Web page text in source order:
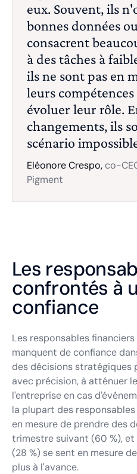
eux. Souvent, ils
bonnes données
consacrent
à des tâches à
ils ne sont pas en
leurs
évoluer leur rôle.
changements, ils
scénario
Eléonore Crespo,co-
Pigment
Les
confrontés à
confiance
Les responsables
manquent de confiance
des décisions stratégiques
avec précision, à atténuer
l'entreprise en cas
la plupart des
en mesure de prendre des
trimestre suivant (60 %),
(28 %) se sent en mesure
plus à l'avance.